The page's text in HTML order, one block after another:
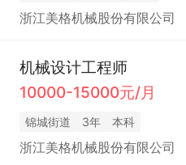
浙江美格机械股份有限公司
机械设计工程师
10000-15000元/月
锦城街道 3年 本科
浙江美格机械股份有限公司